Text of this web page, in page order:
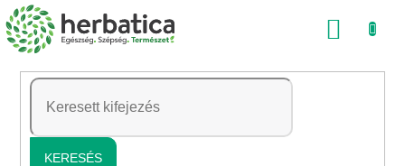
Ugrás
a
tartalomhoz
KERESÉS